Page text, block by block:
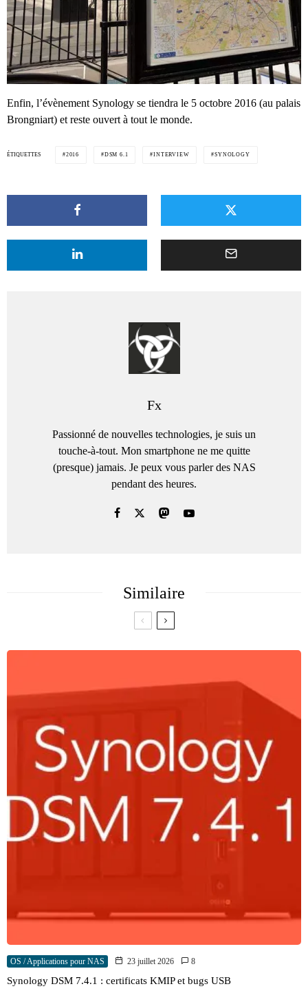
Enfin, l’évènement Synology se tiendra le 5 octobre 2016 (au palais
Brongniart) et reste ouvert à tout le monde.
ÉTIQUETTES 2016 DSM 6.1 INTERVIEW SYNOLOGY
Fx
Passionné de nouvelles technologies, je suis un
touche-à-tout. Mon smartphone ne me quitte
(presque) jamais. Je peux vous parler des NAS
pendant des heures.
Similaire
OS / Applications pour NAS 23 juillet 2026 8
Synology DSM 7.4.1 : certificats KMIP et bugs USB